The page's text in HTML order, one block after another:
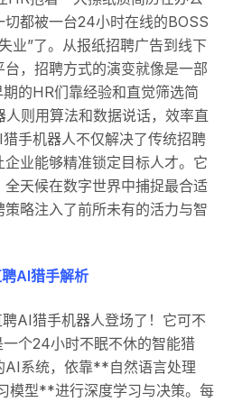
都被一台24小时在线的BOSS
业”了。从报纸招聘广告到线下
，招聘方式的演变就像是一部
的HR们靠经验和直觉筛选简
则用算法和数据说话，效率直
手机器人不仅解决了传统招聘
业能够精准锁定目标人才。它
天候在数字世界中捕捉最合适
略注入了前所未有的活力与智
AI猎手解析
AI猎手机器人登场了！它可不
一个24小时不眠不休的智能猎
AI系统，依靠**自然语言处理
模型**进行深度学习与决策。每